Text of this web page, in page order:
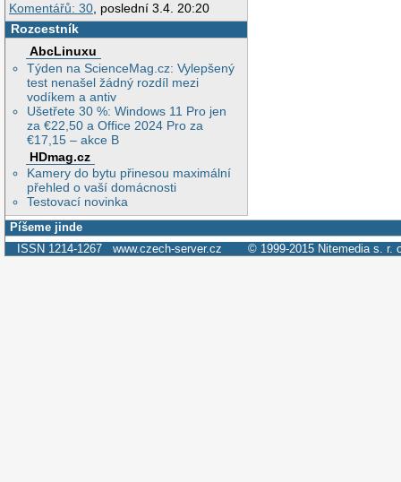
Komentářů: 30, poslední 3.4. 20:20
Rozcestník
AbcLinuxu
Týden na ScienceMag.cz: Vylepšený
test nenašel žádný rozdíl mezi
vodíkem a antiv
Ušetřete 30 %: Windows 11 Pro jen
za €22,50 a Office 2024 Pro za
€17,15 – akce B
HDmag.cz
Kamery do bytu přinesou maximální
přehled o vaší domácnosti
Testovací novinka
Píšeme jinde
ISSN 1214-1267 www.czech-server.cz © 1999-2015 Nitemedia s. r.